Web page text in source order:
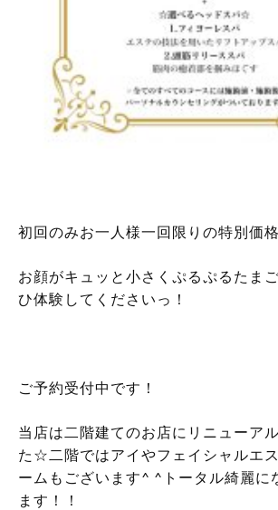
初回のみお一人様一回限りの特別価
お顔がキュッと小さくぷるぷるたま
ひ体験してくださいっ！
ご予約受付中です！
当店は二階建てのお店にリニューア
た☆二階ではアイやフェイシャルエ
ームもございます^ ^トータル綺麗に
ます！！